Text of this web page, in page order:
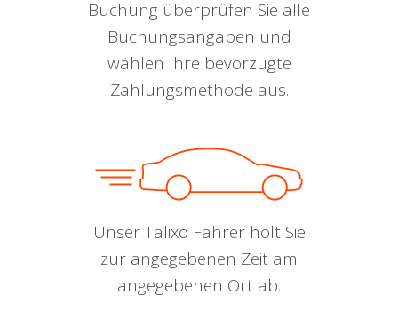
Buchung überprüfen Sie alle
Buchungsangaben und
wählen Ihre bevorzugte
Zahlungsmethode aus.
Unser Talixo Fahrer holt Sie
zur angegebenen Zeit am
angegebenen Ort ab.